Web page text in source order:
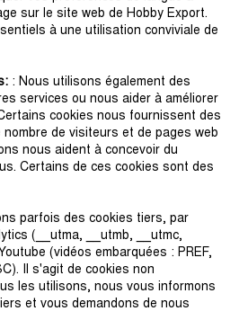
sur le site web de Hobby Export.
à une utilisation conviviale de
: Nous utilisons également des
services ou nous aider à améliorer
cookies nous fournissent des
de visiteurs et de pages web
nous aident à concevoir du
Certains de ces cookies sont des
parfois des cookies tiers, par
(__utma, __utmb, __utmc,
(vidéos embarquées : PREF,
Il s'agit de cookies non
les utilisons, nous vous informons
et vous demandons de nous